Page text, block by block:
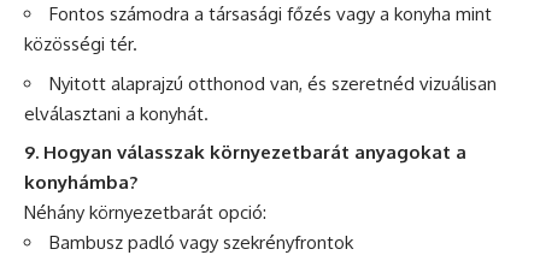
Fontos számodra a társasági főzés vagy a konyha mint
közösségi tér.
Nyitott alaprajzú otthonod van, és szeretnéd vizuálisan
elválasztani a konyhát.
9. Hogyan válasszak környezetbarát anyagokat a
konyhámba?
Néhány környezetbarát opció:
Bambusz padló vagy szekrényfrontok